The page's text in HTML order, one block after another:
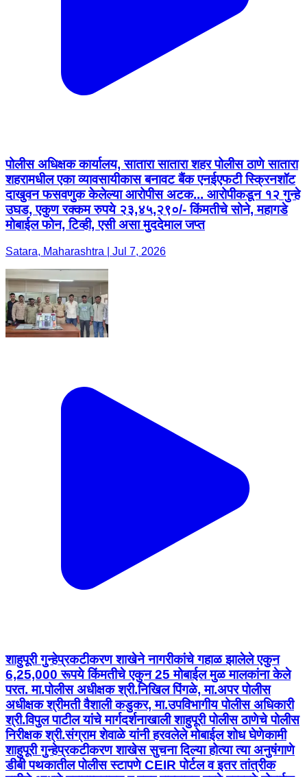
पोलीस अधिक्षक कार्यालय, सातारा सातारा शहर पोलीस ठाणे सातारा
शहरामधील एका व्यावसायीकास बनावट बैंक एनईएफटी स्क्रिनशॉट
दाखुवन फसवणुक केलेल्या आरोपीस अटक... आरोपीकडून १२ गुन्हे
उघड, एकुण रक्कम रुपये २३,४५,२९०/- किंमतीचे सोने, महागडे
मोबाईल फोन, टिव्ही, एसी असा मुददेमाल जप्त
Satara, Maharashtra | Jul 7, 2026
शाहुपूरी गुन्हेप्रकटीकरण शाखेने नागरीकांचे गहाळ झालेले एकुन
6,25,000 रूपये किंमतीचे एकुन 25 मोबाईल मुळ मालकांना केले
परत. मा.पोलीस अधीक्षक श्री.निखिल पिंगळे, मा.अपर पोलीस
अधीक्षक श्रीमती वैशाली कडुकर, मा.उपविभागीय पोलीस अधिकारी
श्री.विपुल पाटील यांचे मार्गदर्शनाखाली शाहुपूरी पोलीस ठाणेचे पोलीस
निरीक्षक श्री.संग्राम शेवाळे यांनी हरवलेले मोबाईल शोध घेणेकामी
शाहुपूरी गुन्हेप्रकटीकरण शाखेस सुचना दिल्या होत्या त्या अनुषंगाणे
डीबी पथकातील पोलीस स्टापणे CEIR पोर्टल व इतर तांत्रीक